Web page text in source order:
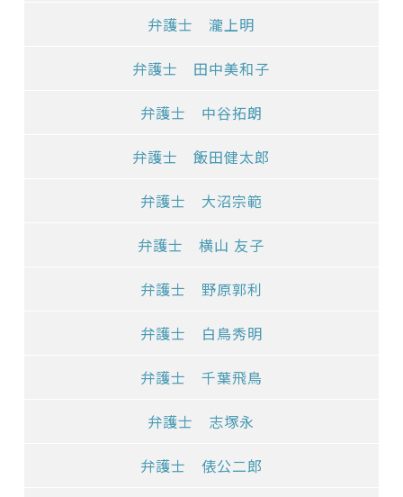
弁護士 瀧上明
弁護士 田中美和子
弁護士 中谷拓朗
弁護士 飯田健太郎
弁護士 大沼宗範
弁護士 横山 友子
弁護士 野原郭利
弁護士 白鳥秀明
弁護士 千葉飛鳥
弁護士 志塚永
弁護士 俵公二郎